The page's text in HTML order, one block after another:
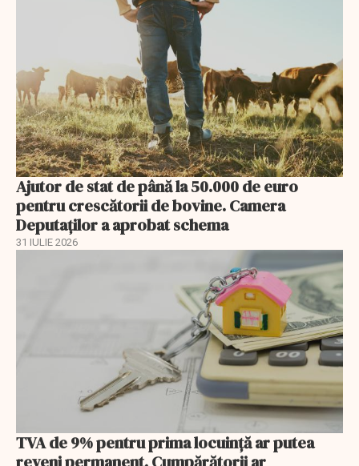
Ajutor de stat de până la 50.000 de euro
pentru crescătorii de bovine. Camera
Deputaților a aprobat schema
31 IULIE 2026
TVA de 9% pentru prima locuință ar putea